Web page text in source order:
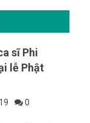
sĩ Phi
lễ Phật
0